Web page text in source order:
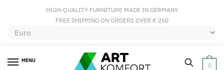
HIGH-QUALITY FURNITURE MADE IN GERMANY
FREE SHIPPING ON ORDERS OVER € 250
MENU
0